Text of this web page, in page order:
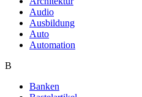
Audio
Ausbildung
Auto
Automation
B
Banken